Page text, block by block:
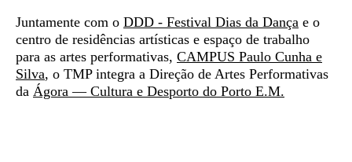
Juntamente com o DDD - Festival Dias da Dança e o
centro de residências artísticas e espaço de trabalho
para as artes performativas, CAMPUS Paulo Cunha e
Silva, o TMP integra a Direção de Artes Performativas
da Ágora — Cultura e Desporto do Porto E.M.